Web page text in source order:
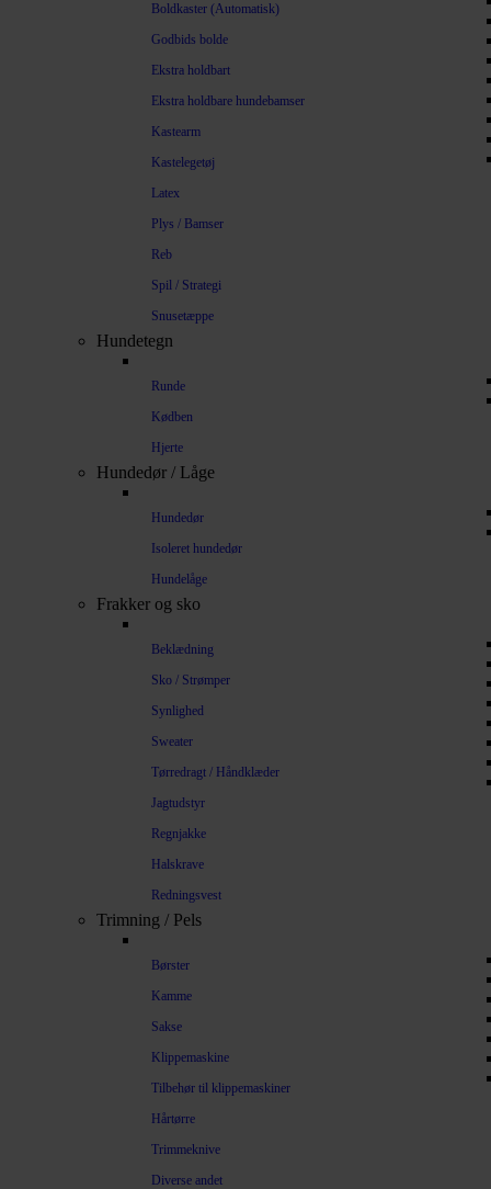
Boldkaster (Automatisk)
Godbids bolde
Ekstra holdbart
Ekstra holdbare hundebamser
Kastearm
Kastelegetøj
Latex
Plys / Bamser
Reb
Spil / Strategi
Snusetæppe
Hundetegn
Runde
Kødben
Hjerte
Hundedør / Låge
Hundedør
Isoleret hundedør
Hundelåge
Frakker og sko
Beklædning
Sko / Strømper
Synlighed
Sweater
Tørredragt / Håndklæder
Jagtudstyr
Regnjakke
Halskrave
Redningsvest
Trimning / Pels
Børster
Kamme
Sakse
Klippemaskine
Tilbehør til klippemaskiner
Hårtørre
Trimmeknive
Diverse andet